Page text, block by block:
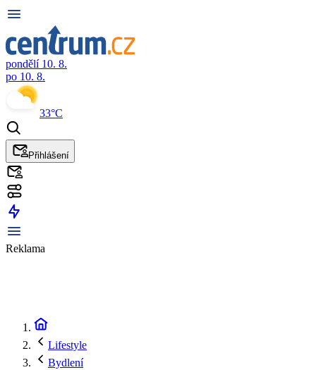
pondělí 10. 8.
po 10. 8.
33°C
Přihlášení
Reklama
Lifestyle
Bydlení